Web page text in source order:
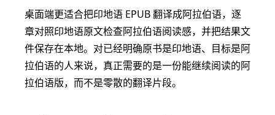
桌面端更适合把印地语 EPUB 翻译成阿拉伯语，逐
章对照印地语原文检查阿拉伯语阅读感，并把结果文
件保存在本地。对已经明确原书是印地语、目标是阿
拉伯语的人来说，真正需要的是一份能继续阅读的阿
拉伯语版，而不是零散的翻译片段。